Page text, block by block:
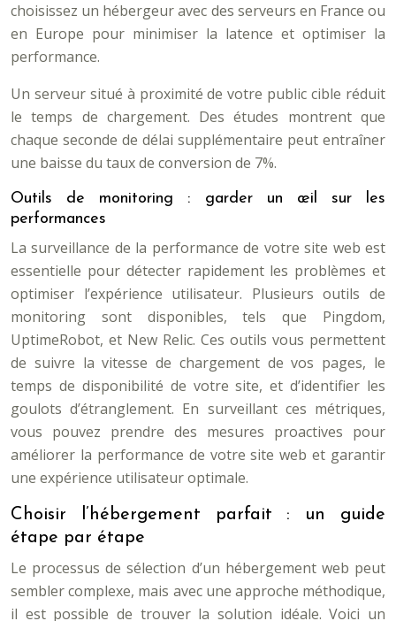
choisissez un hébergeur avec des serveurs en France ou
en Europe pour minimiser la latence et optimiser la
performance.
Un serveur situé à proximité de votre public cible réduit
le temps de chargement. Des études montrent que
chaque seconde de délai supplémentaire peut entraîner
une baisse du taux de conversion de 7%.
Outils de monitoring : garder un œil sur les
performances
La surveillance de la performance de votre site web est
essentielle pour détecter rapidement les problèmes et
optimiser l’expérience utilisateur. Plusieurs outils de
monitoring sont disponibles, tels que Pingdom,
UptimeRobot, et New Relic. Ces outils vous permettent
de suivre la vitesse de chargement de vos pages, le
temps de disponibilité de votre site, et d’identifier les
goulots d’étranglement. En surveillant ces métriques,
vous pouvez prendre des mesures proactives pour
améliorer la performance de votre site web et garantir
une expérience utilisateur optimale.
Choisir l’hébergement parfait : un guide
étape par étape
Le processus de sélection d’un hébergement web peut
sembler complexe, mais avec une approche méthodique,
il est possible de trouver la solution idéale. Voici un